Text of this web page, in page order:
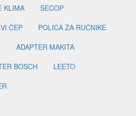
KLIMA
SECOP
ČEP
POLICA ZA RUČNIKE
ADAPTER MAKITA
BOSCH
LEETO